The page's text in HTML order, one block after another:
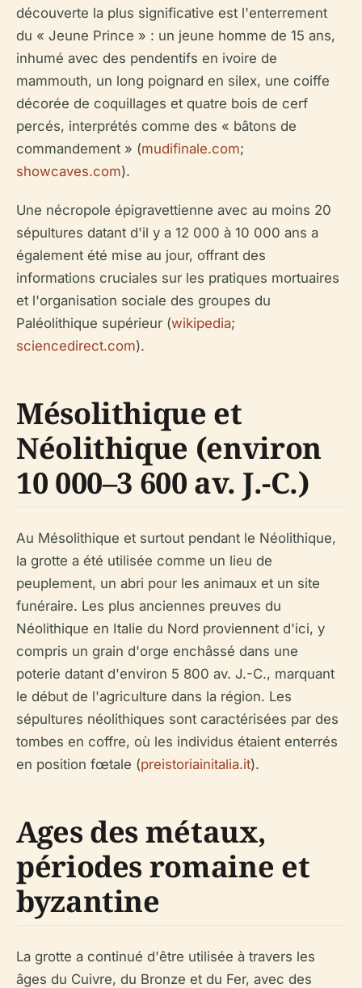
découverte la plus significative est l'enterrement
du « Jeune Prince » : un jeune homme de 15 ans,
inhumé avec des pendentifs en ivoire de
mammouth, un long poignard en silex, une coiffe
décorée de coquillages et quatre bois de cerf
percés, interprétés comme des « bâtons de
commandement » (mudifinale.com;
showcaves.com).
Une nécropole épigravettienne avec au moins 20
sépultures datant d'il y a 12 000 à 10 000 ans a
également été mise au jour, offrant des
informations cruciales sur les pratiques mortuaires
et l'organisation sociale des groupes du
Paléolithique supérieur (wikipedia;
sciencedirect.com).
Mésolithique et
Néolithique (environ
10 000–3 600 av. J.-C.)
Au Mésolithique et surtout pendant le Néolithique,
la grotte a été utilisée comme un lieu de
peuplement, un abri pour les animaux et un site
funéraire. Les plus anciennes preuves du
Néolithique en Italie du Nord proviennent d'ici, y
compris un grain d'orge enchâssé dans une
poterie datant d'environ 5 800 av. J.-C., marquant
le début de l'agriculture dans la région. Les
sépultures néolithiques sont caractérisées par des
tombes en coffre, où les individus étaient enterrés
en position fœtale (preistoriainitalia.it).
Ages des métaux,
périodes romaine et
byzantine
La grotte a continué d'être utilisée à travers les
âges du Cuivre, du Bronze et du Fer, avec des